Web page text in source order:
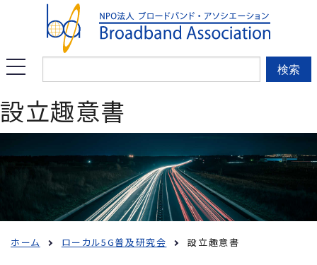
検索
ュ
ー
を
設立趣意書
ホーム ローカル5G普及研究会 設立趣意書